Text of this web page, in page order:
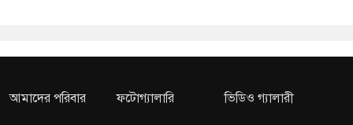
আমাদের পরিবার ফটোগ্যালারি ভিডিও গ্যালারী